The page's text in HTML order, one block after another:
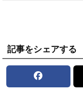
記事をシェアする